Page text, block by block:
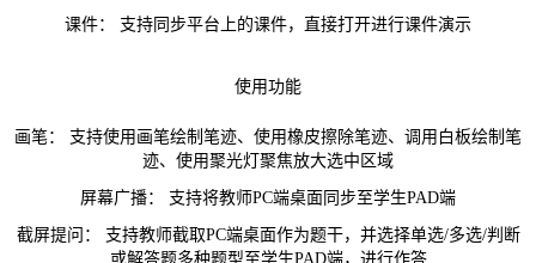
课件： 支持同步平台上的课件，直接打开进行课件演示
使用功能
画笔： 支持使用画笔绘制笔迹、使用橡皮擦除笔迹、调用白板绘制笔
迹、使用聚光灯聚焦放大选中区域
屏幕广播： 支持将教师PC端桌面同步至学生PAD端
截屏提问： 支持教师截取PC端桌面作为题干，并选择单选/多选/判断
或解答题多种题型至学生PAD端，进行作答